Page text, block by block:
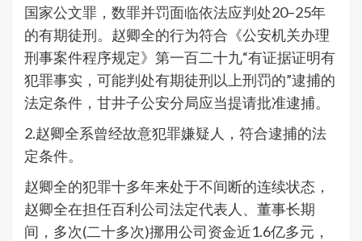
国家公文罪，数罪并罚面临依法应判处20–25年
的有期徒刑。赵卿全的行为符合《公安机关办理
刑事案件程序规定》第一百二十九“有证据证明有
犯罪事实，可能判处有期徒刑以上刑罚的”逮捕的
法定条件，甘井子公安分局应当提请批准逮捕。
2.赵卿全系曾经故意犯罪嫌疑人，符合逮捕的法
定条件。
赵卿全的犯罪十多年来处于不间断的连续状态，
赵卿全在担任百利公司法定代表人、董事长期
间，多次(二十多次)挪用公司资金近1.6亿多元，